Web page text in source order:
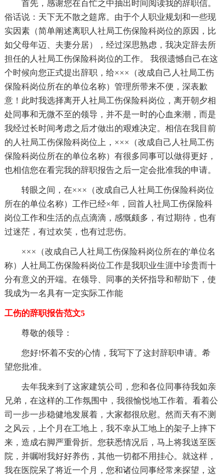
首先，感谢您在百忙之中抽出时间阅读我的辞职信。
俗话说：天下无不散之筵席。由于个人职业规划和一些现
实因素（简单阐述离职人社局工伤保险科岗位的原因，比
如父母年迈、夫妻分居），经过深思熟虑，我决定辞去所
担任的人社局工伤保险科岗位的工作。 我很遗憾自己在这
个时候向您正式提出辞职，给×××（改成自己人社局工伤
保险科岗位所在的单位名称）管理所带来不便，深表歉
意！此时我选择离开人社局工伤保险科岗位，离开朝夕相
处同事和无微不至的领导，并不是一时的心血来潮，而是
我经过长时间考虑之后才做出的艰难决定。相信在我目前
的人社局工伤保险科岗位上，×××（改成自己人社局工伤
保险科岗位所在的单位名称）有很多同事可以做得更好，
也相信您在看完我的辞职报告之后一定会批准我的申请。
转眼之间，在×××（改成自己人社局工伤保险科岗位
所在的单位名称）工作已经×年，回首人社局工伤保险科
岗位工作和生活的点点滴滴，感慨颇多，有过期待，也有
过迷茫，有过欢笑，也有过悲伤。
×××（改成自己人社局工伤保险科岗位所在的'单位名
称）人社局工伤保险科岗位工作是我职业生涯中珍贵而十
分有意义的开端。在领导、同事的关怀指导和帮助下，使
我成为一名具有一定实际工作能
工伤的辞职报告范文5
尊敬的领导：
您好!怀着不安的心情，我写下了这封辞职申请。希
望您批准。
去年我来到了这家建筑公司，您和各位同事待我如亲
兄弟，在这样的.工作氛围中，我很愉悦地工作着。看着公
司一步一步稳健地发展着，大家都很欣慰。然而天有不测
之风云，上个月在工地上，我不幸从工地上的架子上摔下
来，造成右脚严重骨折。您获悉情况后，马上将我送至医
院，并嘱咐我好好养伤，其他一切都不用挂心。就这样，
我在医院呆了将近一个月，您和诸位同事经常来探望，这